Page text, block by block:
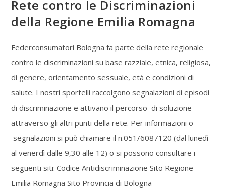
Rete contro le Discriminazioni
della Regione Emilia Romagna
Federconsumatori Bologna fa parte della rete regionale
contro le discriminazioni su base razziale, etnica, religiosa,
di genere, orientamento sessuale, età e condizioni di
salute. I nostri sportelli raccolgono segnalazioni di episodi
di discriminazione e attivano il percorso di soluzione
attraverso gli altri punti della rete. Per informazioni o
segnalazioni si può chiamare il n.051/6087120 (dal lunedì
al venerdì dalle 9,30 alle 12) o si possono consultare i
seguenti siti: Codice Antidiscriminazione Sito Regione
Emilia Romagna Sito Provincia di Bologna